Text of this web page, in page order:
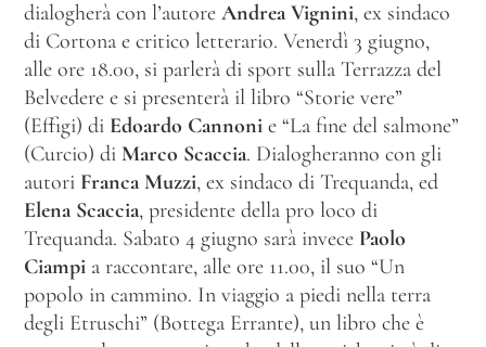
dialogherà con l’autore Andrea Vignini, ex sindaco
di Cortona e critico letterario. Venerdì 3 giugno,
alle ore 18.00, si parlerà di sport sulla Terrazza del
Belvedere e si presenterà il libro “Storie vere”
(Effigi) di Edoardo Cannoni e “La fine del salmone”
(Curcio) di Marco Scaccia. Dialogheranno con gli
autori Franca Muzzi, ex sindaco di Trequanda, ed
Elena Scaccia, presidente della pro loco di
Trequanda. Sabato 4 giugno sarà invece Paolo
Ciampi a raccontare, alle ore 11.00, il suo “Un
popolo in cammino. In viaggio a piedi nella terra
degli Etruschi” (Bottega Errante), un libro che è